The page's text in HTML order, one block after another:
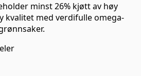
minst 26% kjøtt av høy
kvalitet med verdifulle omega-